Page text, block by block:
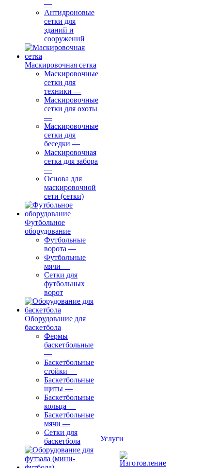
—
Антидроновые
сетки для
зданий и
сооружений
Маскировочная сетка
Маскировочные
сетки для
техники —
Маскировочные
сетки для охоты
—
Маскировочные
сетки для
беседки —
Маскировочная
сетка для забора
—
Основа для
маскировочной
сети (сетки)
Футбольное
оборудование
Футбольные
ворота —
Футбольные
мячи —
Сетки для
футбольных
ворот
Оборудование для
баскетбола
Фермы
баскетбольные
—
Баскетбольные
стойки —
Баскетбольные
щиты —
Баскетбольные
кольца —
Баскетбольные
мячи —
Сетки для
баскетбола
Услуги